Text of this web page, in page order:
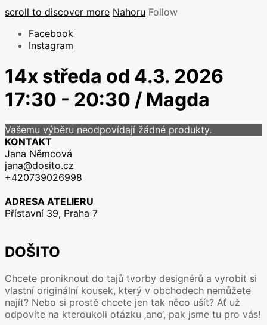
scroll to discover more Nahoru Follow
Facebook
Instagram
14x středa od 4.3. 2026
17:30 - 20:30 / Magda
Vašemu výběru neodpovídají žádné produkty.
KONTAKT
Jana Němcová
jana@dosito.cz
+420739026998
ADRESA ATELIERU
Přístavní 39, Praha 7
DOŠITO
Chcete proniknout do tajů tvorby designérů a vyrobit si
vlastní originální kousek, který v obchodech nemůžete
najít? Nebo si prostě chcete jen tak něco ušít? Ať už
odpovíte na kteroukoli otázku ‚ano‘, pak jsme tu pro vás!